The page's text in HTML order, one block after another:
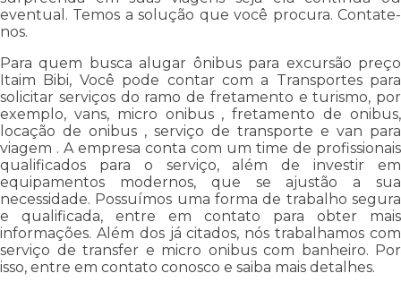
eventual. Temos a solução que você procura. Contate-
nos.
Para quem busca alugar ônibus para excursão preço
Itaim Bibi, Você pode contar com a Transportes para
solicitar serviços do ramo de fretamento e turismo, por
exemplo, vans, micro onibus , fretamento de onibus,
locação de onibus , serviço de transporte e van para
viagem . A empresa conta com um time de profissionais
qualificados para o serviço, além de investir em
equipamentos modernos, que se ajustão a sua
necessidade. Possuímos uma forma de trabalho segura
e qualificada, entre em contato para obter mais
informações. Além dos já citados, nós trabalhamos com
serviço de transfer e micro onibus com banheiro. Por
isso, entre em contato conosco e saiba mais detalhes.